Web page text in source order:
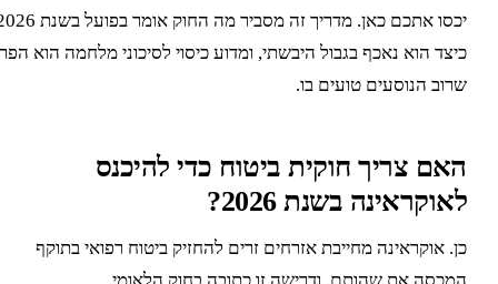
יכסו אתכם כאן. מדריך זה מסביר מה החוק אומר בפועל בשנת 2026,
הוא נאכף בגבול היבשתי, ומדוע כיסוי לסיכוני מלחמה הוא הפרט
הנוסעים טועים בו.
צריך חוקית ביטוח כדי להיכנס
בשנת 2026?
אוקראינה מחייבת אזרחים זרים להחזיק ביטוח רפואי בתוקף